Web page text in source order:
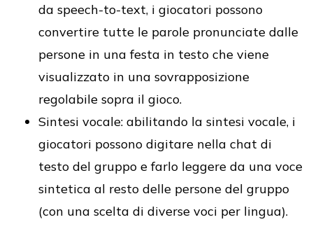
da speech-to-text, i giocatori possono
convertire tutte le parole pronunciate dalle
persone in una festa in testo che viene
visualizzato in una sovrapposizione
regolabile sopra il gioco.
Sintesi vocale: abilitando la sintesi vocale, i
giocatori possono digitare nella chat di
testo del gruppo e farlo leggere da una voce
sintetica al resto delle persone del gruppo
(con una scelta di diverse voci per lingua).